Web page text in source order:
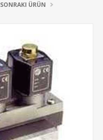
SONRAKI ÜRÜN